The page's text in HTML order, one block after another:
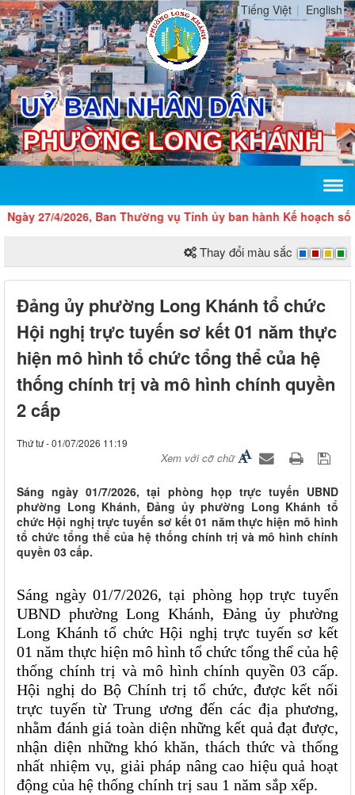
Tiếng Việt English
27/4/2026, Ban Thường vụ Tỉnh ủy ban hành Kế hoạch số
Thay đổi màu sắc
Đảng ủy phường Long Khánh tổ chức
Hội nghị trực tuyến sơ kết 01 năm thực
hiện mô hình tổ chức tổng thể của hệ
thống chính trị và mô hình chính quyền
2 cấp
Thứ tư - 01/07/2026 11:19
Xem với cỡ chữ
Sáng ngày 01/7/2026, tại phòng họp trực tuyến UBND
phường Long Khánh, Đảng ủy phường Long Khánh tổ
chức Hội nghị trực tuyến sơ kết 01 năm thực hiện mô hình
tổ chức tổng thể của hệ thống chính trị và mô hình chính
quyền 03 cấp.
Sáng ngày 01/7/2026, tại phòng họp trực tuyến
UBND phường Long Khánh, Đảng ủy phường
Long Khánh tổ chức Hội nghị trực tuyến sơ kết
01 năm thực hiện mô hình tổ chức tổng thể của hệ
thống chính trị và mô hình chính quyền 03 cấp.
Hội nghị do Bộ Chính trị tổ chức, được kết nối
trực tuyến từ Trung ương đến các địa phương,
nhằm đánh giá toàn diện những kết quả đạt được,
nhận diện những khó khăn, thách thức và thống
nhất nhiệm vụ, giải pháp nâng cao hiệu quả hoạt
động của hệ thống chính trị sau 1 năm sắp xếp.